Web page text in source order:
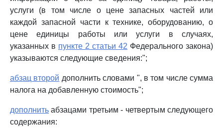
услуги (в том числе о цене запасных частей или
каждой запасной части к технике, оборудованию, о
цене единицы работы или услуги в случаях,
указанных в пункте 2 статьи 42 Федерального закона)
указываются следующие сведения:";
абзац второй дополнить словами ", в том числе сумма
налога на добавленную стоимость";
дополнить абзацами третьим - четвертым следующего
содержания: